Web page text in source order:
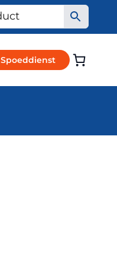
Spoeddienst